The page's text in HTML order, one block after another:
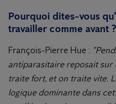
Pourquoi dites-vous
travailler comme avant ?
François-Pierre Hue :
antiparasitaire reposait sur
traite fort, et on traite vite.
logique dominante dans